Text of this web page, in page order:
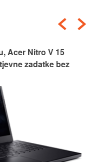
Acer Nitro V 15
zadatke bez